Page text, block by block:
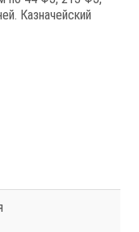
Казначейский